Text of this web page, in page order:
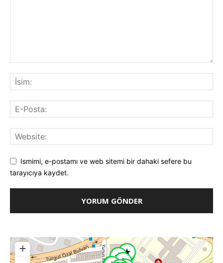
Ismimi, e-postamı ve web sitemi bir dahaki sefere bu
tarayıcıya kaydet.
+